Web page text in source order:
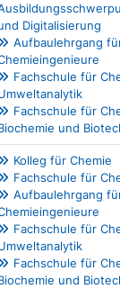
Digitalisierung
Aufbaulehrgang
Fachschule für
Fachschule für
und
Kolleg für Chemie
Fachschule für
Aufbaulehrgang
Fachschule für
Fachschule für
und